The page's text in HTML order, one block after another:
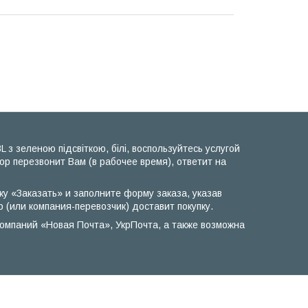
підсвіткою, білі, воспользуйтесь услугой
перезвонит Вам (в рабочее время), ответит на
«Заказать» и заполните форму заказа, указав
компания-перевозчик) доставит покупку.
«Новая Почта», УкрПочта, а также возможна